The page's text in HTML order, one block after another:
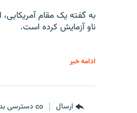
به گفته یک مقام
ناو آزمایش کرده است.
ادامه خبر
ارسال دسترسی